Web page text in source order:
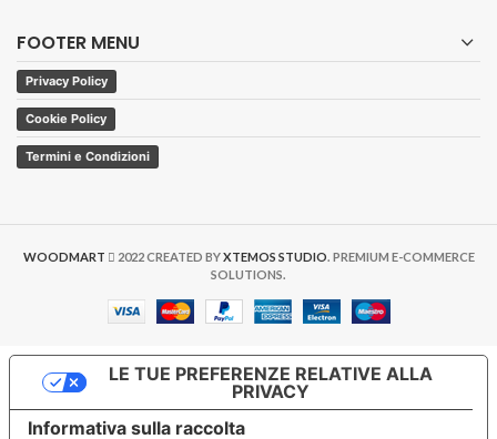
FOOTER MENU
Privacy Policy
Cookie Policy
Termini e Condizioni
WOODMART 2022 CREATED BYXTEMOS STUDIO. PREMIUM E-COMMERCE
SOLUTIONS.
Informativa sulla raccolta
LE TUE PREFERENZE RELATIVE ALLA
PRIVACY